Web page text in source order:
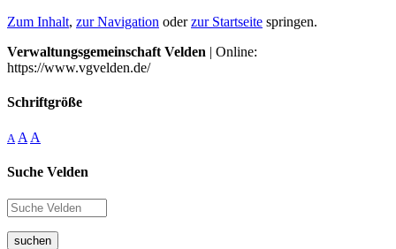
Zum Inhalt, zur Navigation oderzur Startseite springen.
Verwaltungsgemeinschaft Velden | Online:
https://www.vgvelden.de/
Schriftgröße
A A A
Suche Velden
suchen